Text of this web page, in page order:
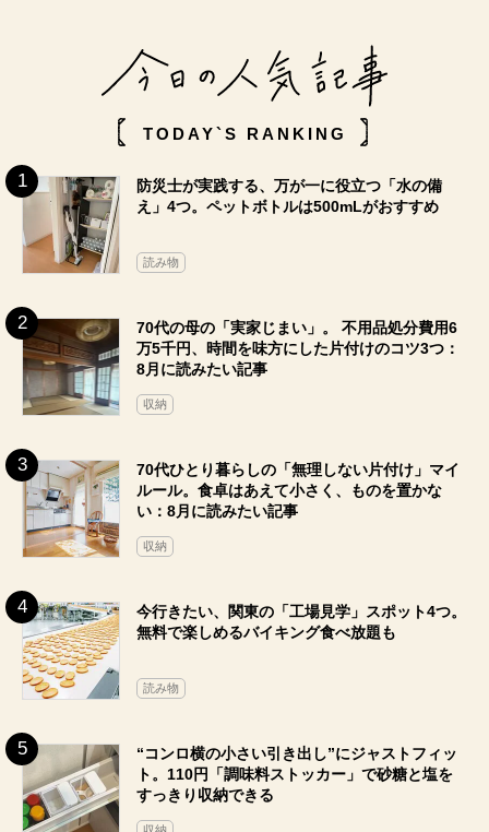
TODAY`S RANKING
防災士が実践する、万が一に役立つ「水の備
え」4つ。ペットボトルは500mLがおすすめ
読み物
70代の母の「実家じまい」。 不用品処分費用6
万5千円、時間を味方にした片付けのコツ3つ：
8月に読みたい記事
収納
70代ひとり暮らしの「無理しない片付け」マイ
ルール。食卓はあえて小さく、ものを置かな
い：8月に読みたい記事
収納
今行きたい、関東の「工場見学」スポット4つ。
無料で楽しめるバイキング食べ放題も
読み物
“コンロ横の小さい引き出し”にジャストフィッ
ト。110円「調味料ストッカー」で砂糖と塩を
すっきり収納できる